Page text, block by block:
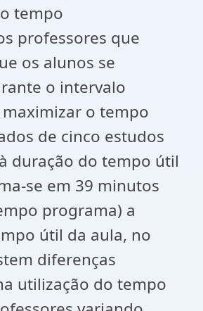
tempo
professores que
os alunos se
o intervalo
o tempo
de cinco estudos
duração do tempo útil
se em 39 minutos
programa) a
útil da aula, no
diferenças
utilização do tempo